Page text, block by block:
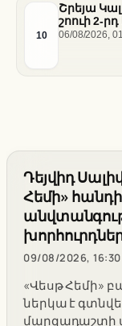
10
Շրեյա
շոուի 2-
06/08/2026,
Դեյվիդ
Հեմի»
09/08/2026, 16:30
«Վեսթ Հեմի»
ներկա է
մարզադաշտի